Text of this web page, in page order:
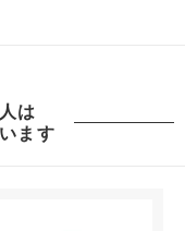
は
ます